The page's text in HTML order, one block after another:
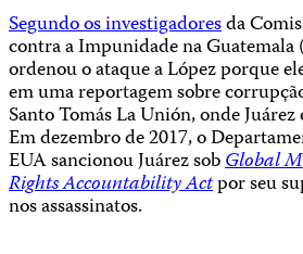
Segundo os investigadoresda
contra a Impunidade na Guatemala
ordenou o ataque a López porque
em uma reportagem sobre
Santo Tomás La Unión, onde
Em dezembro de 2017, o
EUA sancionou Juárez sobGlobal
Rights Accountability Actpor seu
nos assassinatos.